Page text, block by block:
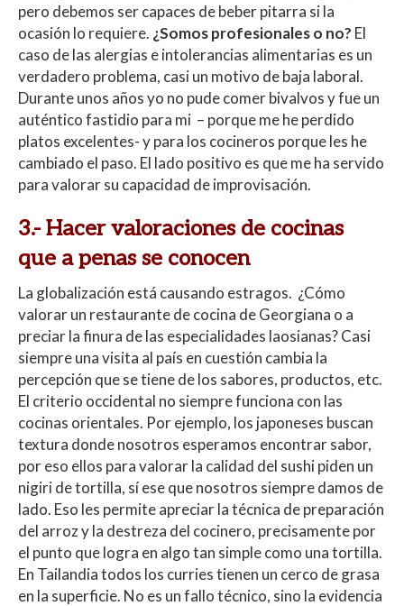
pero debemos ser capaces de beber pitarra si la
ocasión lo requiere. ¿Somos profesionales o no? El
caso de las alergias e intolerancias alimentarias es un
verdadero problema, casi un motivo de baja laboral.
Durante unos años yo no pude comer bivalvos y fue un
auténtico fastidio para mi – porque me he perdido
platos excelentes- y para los cocineros porque les he
cambiado el paso. El lado positivo es que me ha servido
para valorar su capacidad de improvisación.
3.- Hacer valoraciones de cocinas
que a penas se conocen
La globalización está causando estragos. ¿Cómo
valorar un restaurante de cocina de Georgiana o a
preciar la finura de las especialidades laosianas? Casi
siempre una visita al país en cuestión cambia la
percepción que se tiene de los sabores, productos, etc.
El criterio occidental no siempre funciona con las
cocinas orientales. Por ejemplo, los japoneses buscan
textura donde nosotros esperamos encontrar sabor,
por eso ellos para valorar la calidad del sushi piden un
nigiri de tortilla, sí ese que nosotros siempre damos de
lado. Eso les permite apreciar la técnica de preparación
del arroz y la destreza del cocinero, precisamente por
el punto que logra en algo tan simple como una tortilla.
En Tailandia todos los curries tienen un cerco de grasa
en la superficie. No es un fallo técnico, sino la evidencia